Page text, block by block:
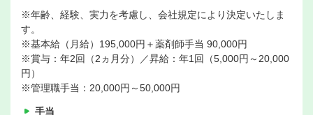
※年齢、経験、実力を考慮し、会社規定により決定いたしま
す。
※基本給（月給）195,000円＋薬剤師手当 90,000円
※賞与：年2回（2ヵ月分）／昇給：年1回（5,000円～20,000
円）
※管理職手当：20,000円～50,000円
手当